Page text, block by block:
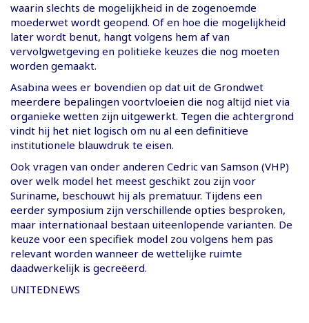
waarin slechts de mogelijkheid in de zogenoemde
moederwet wordt geopend. Of en hoe die mogelijkheid
later wordt benut, hangt volgens hem af van
vervolgwetgeving en politieke keuzes die nog moeten
worden gemaakt.
Asabina wees er bovendien op dat uit de Grondwet
meerdere bepalingen voortvloeien die nog altijd niet via
organieke wetten zijn uitgewerkt. Tegen die achtergrond
vindt hij het niet logisch om nu al een definitieve
institutionele blauwdruk te eisen.
Ook vragen van onder anderen Cedric van Samson (VHP)
over welk model het meest geschikt zou zijn voor
Suriname, beschouwt hij als prematuur. Tijdens een
eerder symposium zijn verschillende opties besproken,
maar internationaal bestaan uiteenlopende varianten. De
keuze voor een specifiek model zou volgens hem pas
relevant worden wanneer de wettelijke ruimte
daadwerkelijk is gecreëerd.
UNITEDNEWS